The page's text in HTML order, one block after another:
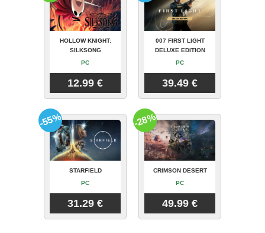
HOLLOW KNIGHT:
SILKSONG
PC
12.99 €
007 FIRST LIGHT
DELUXE EDITION
PC
39.49 €
STARFIELD
PC
31.29 €
-55%
CRIMSON DESERT
PC
49.99 €
-28%